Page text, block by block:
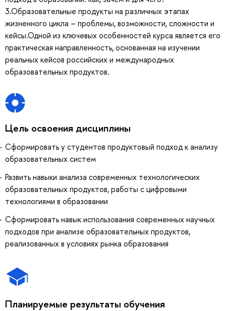
3.Образовательные продукты на различных этапах
жизненного цикла – проблемы, возможности, сложности и
кейсы.Одной из ключевых особенностей курса является его
практическая направленность, основанная на изучении
реальных кейсов российских и международных
образовательных продуктов.
Цель освоения дисциплины
Сформировать у студентов продуктовый подход к анализу
образовательных систем
Развить навыки анализа современных технологических
образовательных продуктов, работы с цифровыми
технологиями в образовании
Сформировать навык использования современных научных
подходов при анализе образовательных продуктов,
реализованных в условиях рынка образования
Планируемые результаты обучения